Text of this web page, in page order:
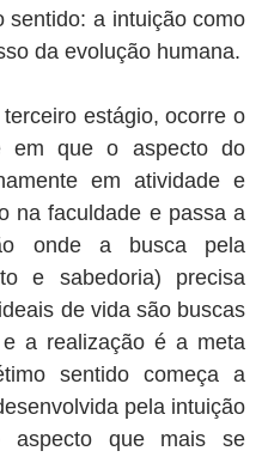
sentido: a intuição como
da evolução humana.
estágio, ocorre o
em que o aspecto do
em atividade e
na faculdade e passa a
onde a busca pela
e sabedoria) precisa
de vida são buscas
a realização é a meta
sentido começa a
pela intuição
que mais se